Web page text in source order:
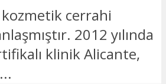
cerrahi
2012 yılında
klinik Alicante,